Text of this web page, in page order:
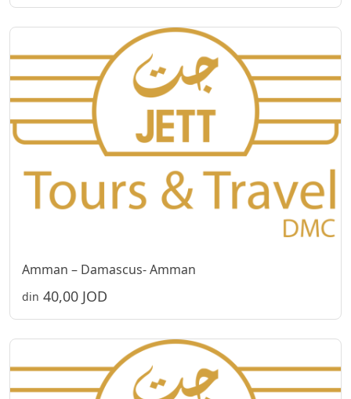
Amman – Damascus- Amman
din 40,00 JOD